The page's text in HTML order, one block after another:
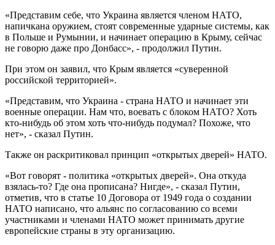
«Представим себе, что Украина является членом НАТО,
напичкана оружием, стоят современные ударные системы, как
в Польше и Румынии, и начинает операцию в Крыму, сейчас
не говорю даже про Донбасс», - продолжил Путин.
При этом он заявил, что Крым является «суверенной
российской территорией».
«Представим, что Украина - страна НАТО и начинает эти
военные операции. Нам что, воевать с блоком НАТО? Хоть
кто-нибудь об этом хоть что-нибудь подумал? Похоже, что
нет», - сказал Путин.
Также он раскритиковал принцип «открытых дверей» НАТО.
«Вот говорят - политика «открытых дверей». Она откуда
взялась-то? Где она прописана? Нигде», - сказал Путин,
отметив, что в статье 10 Договора от 1949 года о создании
НАТО написано, что альянс по согласованию со всеми
участниками и членами НАТО может принимать другие
европейские страны в эту организацию.